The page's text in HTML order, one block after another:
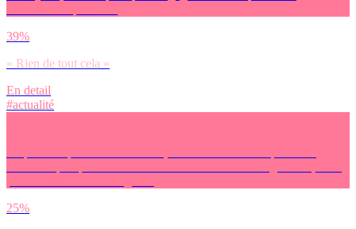
39%
« Rien de tout cela »
En detail
#actualité
25%